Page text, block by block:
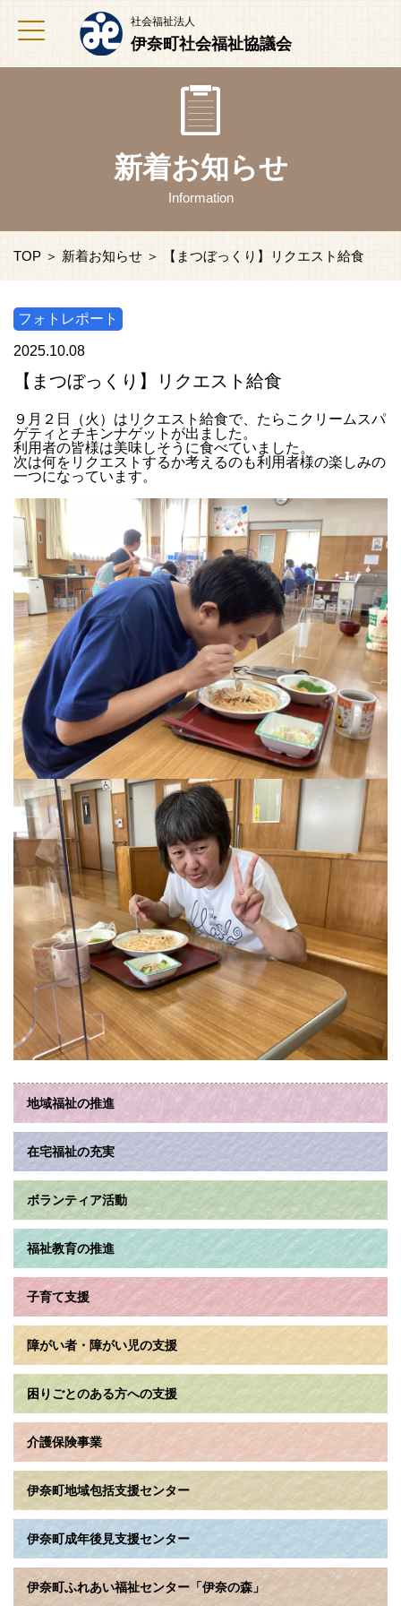
社会福祉法人
伊奈町社会福祉協議会
新着お知らせ
Information
TOP＞ 新着お知らせ ＞ 【まつぼっくり】リクエスト給食
フォトレポート
2025.10.08
【まつぼっくり】リクエスト給食
９月２日（火）はリクエスト給食で、たらこクリームスパ
ゲティとチキンナゲットが出ました。
利用者の皆様は美味しそうに食べていました。
次は何をリクエストするか考えるのも利用者様の楽しみの
一つになっています。
地域福祉の推進
在宅福祉の充実
ボランティア活動
福祉教育の推進
子育て支援
障がい者・障がい児の支援
困りごとのある方への支援
介護保険事業
伊奈町地域包括支援センター
伊奈町成年後見支援センター
伊奈町ふれあい福祉センター「伊奈の森」